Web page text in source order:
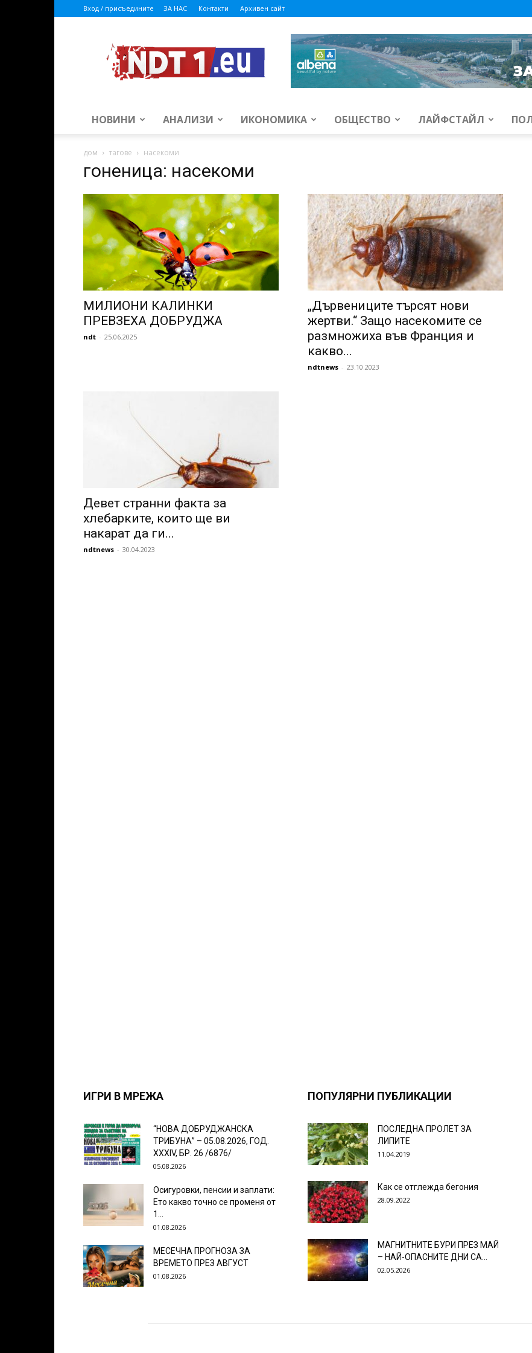
Вход / присъедините ЗА НАС Контакти Архивен сайт
НОВИНИ АНАЛИЗИ ИКОНОМИКА ОБЩЕСТВО ЛАЙФСТАЙЛ
дом тагове насекоми
гоненица: насекоми
МИЛИОНИ КАЛИНКИ
ПРЕВЗЕХА ДОБРУДЖА
ndt - 25.06.2025
„Дървениците търсят нови
жертви.“ Защо насекомите се
размножиха във Франция и
какво...
ndtnews - 23.10.2023
Девет странни факта за
хлебарките, които ще ви
накарат да ги...
ndtnews - 30.04.2023
ИГРИ В МРЕЖА
“НОВА ДОБРУДЖАНСКА
ТРИБУНА” – 05.08.2026, ГОД.
XXХIV, БР. 26 /6876/
05.08.2026
Осигуровки, пенсии и заплати:
Ето какво точно се променя от
1...
01.08.2026
МЕСЕЧНА ПРОГНОЗА ЗА
ВРЕМЕТО ПРЕЗ АВГУСТ
01.08.2026
ПОПУЛЯРНИ ПУБЛИКАЦИИ
ПОСЛЕДНА ПРОЛЕТ ЗА
ЛИПИТЕ
11.04.2019
Как се отглежда бегония
28.09.2022
МАГНИТНИТЕ БУРИ ПРЕЗ МАЙ
– НАЙ-ОПАСНИТЕ ДНИ СА…
02.05.2026